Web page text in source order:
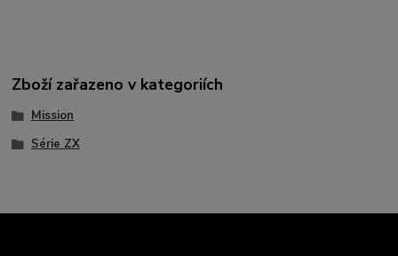
Zboží zařazeno v kategoriích
Mission
Série ZX